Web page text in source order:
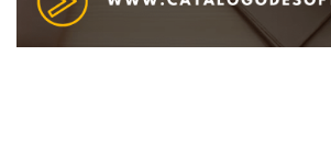
Deseo recibir información de
Servicios similares al